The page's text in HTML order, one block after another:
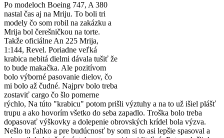
Po modeloch Boeing 747, A 380
nastal čas aj na Mriju. To boli tri
modely čo som robil na zakázku a
Mrija bol čerešničkou na torte.
Takže oficiálne An 225 Mrija,
1:144, Revel. Poriadne veľká
krabica nebitá dielmi dávala tušiť že
to bude makačka. Ale pozitívom
bolo výborné pasovanie dielov, čo
mi bolo až čudné. Najprv bolo treba
zostaviť cargo čo šlo pomerne
rýchlo, Na túto "krabicu" potom prišli výztuhy a na to už išiel plášť
trupu a ako hovorím všetko do seba zapadlo. Troška bolo treba
dopasovať výškovky a dolepenie obrovských krídel bola výzva.
Nešlo to ľahko a pre budúcnosť by som si to asi lepšie spasoval a